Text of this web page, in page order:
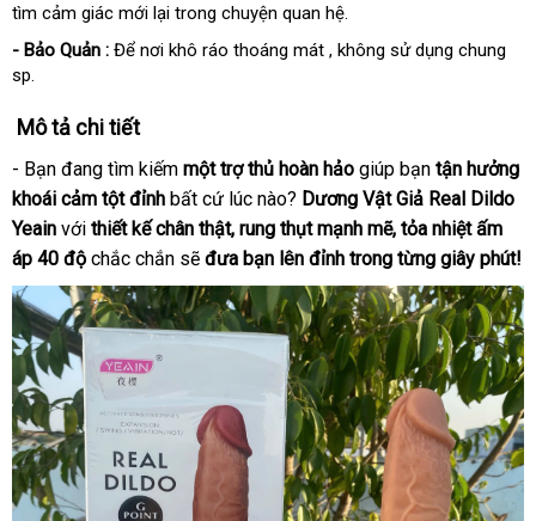
tìm cảm giác mới lại trong chuyện quan hệ.
- Bảo Quản : Để nơi khô ráo thoáng mát , không sử dụng chung
sp.
Mô tả chi tiết
- Bạn đang tìm kiếm một trợ thủ hoàn hảo giúp bạn tận hưởng
khoái cảm tột đỉnh bất cứ lúc nào? Dương Vật Giả Real Dildo
Yeain với thiết kế chân thật, rung thụt mạnh mẽ, tỏa nhiệt ấm
áp 40 độ chắc chắn sẽ đưa bạn lên đỉnh trong từng giây phút!